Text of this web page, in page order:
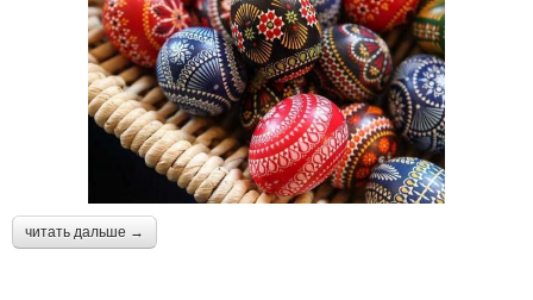
читать дальше →